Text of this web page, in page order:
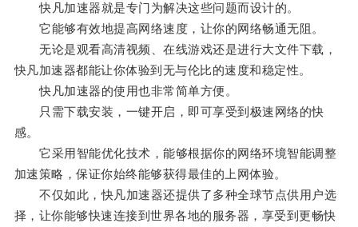
快凡加速器就是专门为解决这些问题而设计的。
它能够有效地提高网络速度，让你的网络畅通无阻。
无论是观看高清视频、在线游戏还是进行大文件下载，
快凡加速器都能让你体验到无与伦比的速度和稳定性。
快凡加速器的使用也非常简单方便。
只需下载安装，一键开启，即可享受到极速网络的快
感。
它采用智能优化技术，能够根据你的网络环境智能调整
加速策略，保证你始终能够获得最佳的上网体验。
不仅如此，快凡加速器还提供了多种全球节点供用户选
择，让你能够快速连接到世界各地的服务器，享受到更畅快